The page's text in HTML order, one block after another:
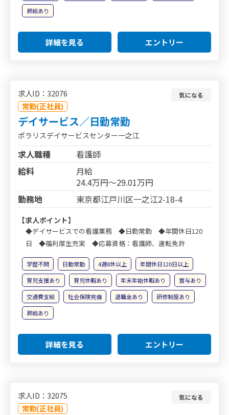
昇給あり
詳細を見る エントリー
求人ID：32076
常勤(正社員)
気になる
デイサービス／日勤常勤
ポラリスデイサービスセンター一之江
求人職種
看護師
給料
月給
24.4万円～29.01万円
勤務地
東京都江戸川区一之江2-18-4
【求人ポイント】
◆デイサービスでの看護業務 ◆日勤常勤 ◆年間休日120
日 ◆福利厚生充実 ◆応募資格：看護師、運転免許
学歴不問 日勤常勤 4週8休以上
年間休日120日以上
育児支援あり
育児休暇あり 年末年始休暇あり
賞与あり
交通費支給
社会保険完備 退職金あり
研修制度あり
昇給あり
詳細を見る エントリー
求人ID：32075
常勤(正社員)
気になる